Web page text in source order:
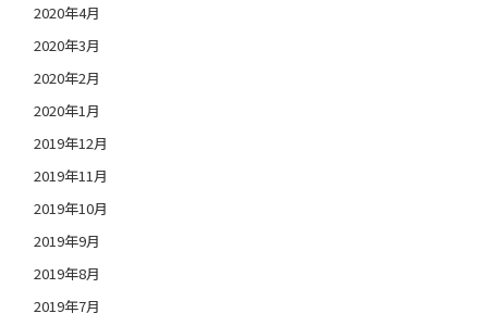
2020年4月
2020年3月
2020年2月
2020年1月
2019年12月
2019年11月
2019年10月
2019年9月
2019年8月
2019年7月